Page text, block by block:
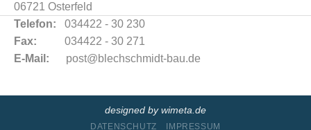
06721 Osterfeld
Telefon: 034422 - 30 230
Fax: 034422 - 30 271
E-Mail: post@blechschmidt-bau.de
designed by wimeta.de
DATENSCHUTZ IMPRESSUM